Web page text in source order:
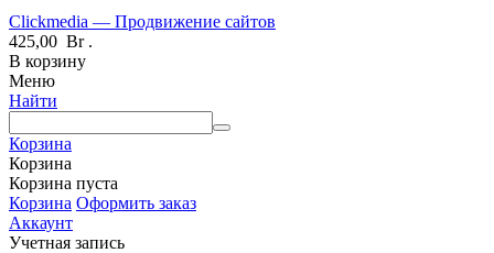
Clickmedia — Продвижение сайтов
425,00 Br .
В корзину
Меню
Найти
Корзина
Корзина
Корзина пуста
Корзина Оформить заказ
Аккаунт
Учетная запись